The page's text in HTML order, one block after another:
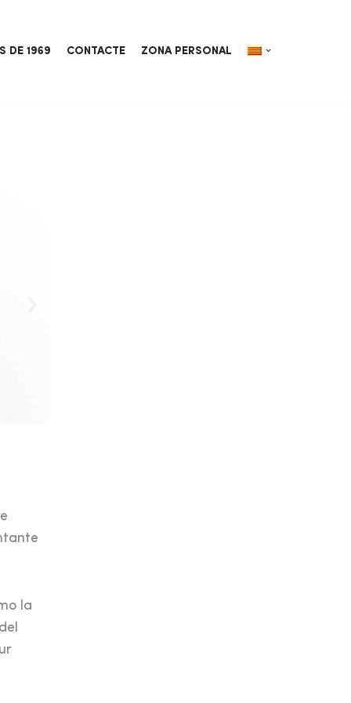
DE 1969 CONTACTE ZONA PERSONAL
la